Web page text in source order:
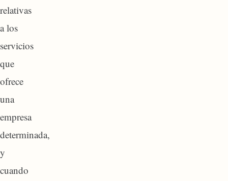
relativas
a los
servicios
que
ofrece
una
empresa
determinada,
y
cuando